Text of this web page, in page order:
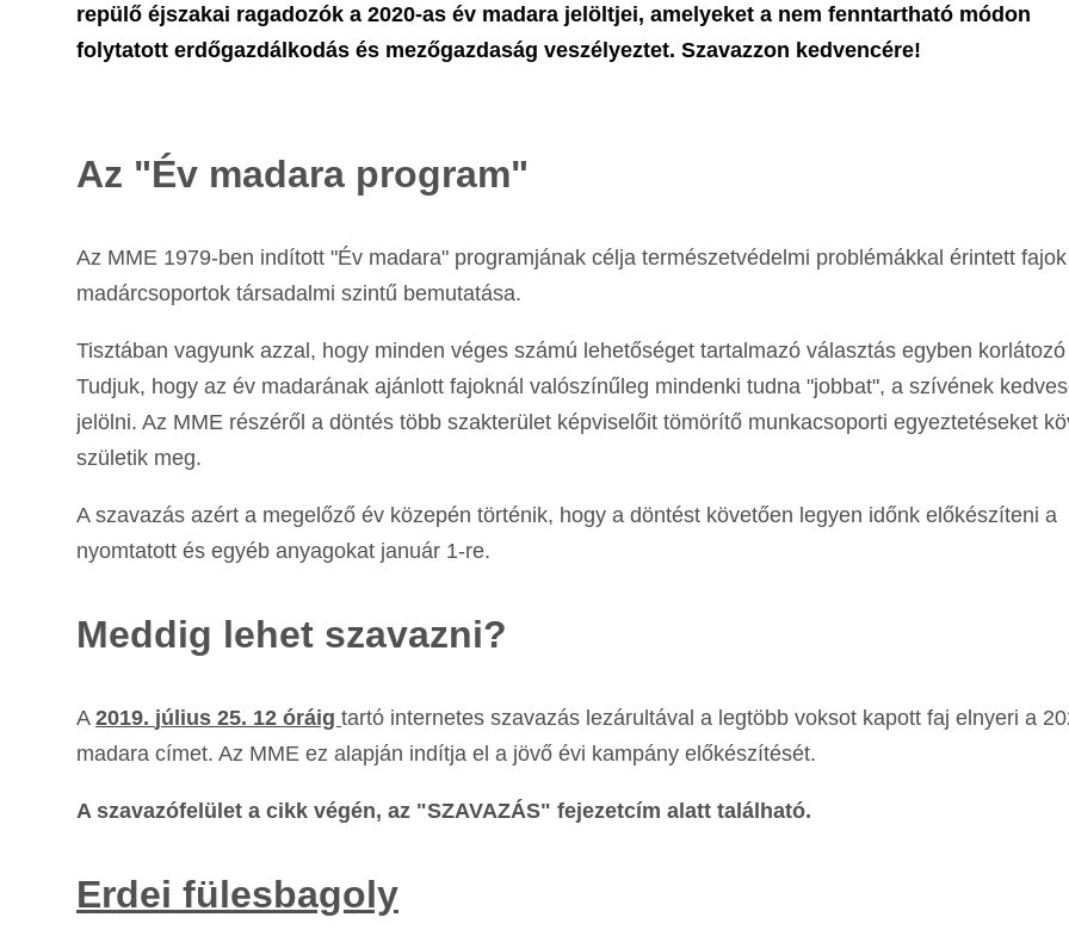
repülő éjszakai ragadozók a 2020-as év madara jelöltjei, amelyeket a nem fenntartható módon
folytatott erdőgazdálkodás és mezőgazdaság veszélyeztet. Szavazzon kedvencére!
Az "Év madara program"
Az MME 1979-ben indított "Év madara" programjának célja természetvédelmi problémákkal érintett
madárcsoportok társadalmi szintű bemutatása.
Tisztában vagyunk azzal, hogy minden véges számú lehetőséget tartalmazó választás egyben korlátozó
Tudjuk, hogy az év madarának ajánlott fajoknál valószínűleg mindenki tudna "jobbat", a szívének
jelölni. Az MME részéről a döntés több szakterület képviselőit tömörítő munkacsoporti egyeztetéseket
születik meg.
A szavazás azért a megelőző év közepén történik, hogy a döntést követően legyen időnk előkészíteni a
nyomtatott és egyéb anyagokat január 1-re.
Meddig lehet szavazni?
A 2019. július 25. 12 óráig tartó internetes szavazás lezárultával a legtöbb voksot kapott faj elnyeri a
madara címet. Az MME ez alapján indítja el a jövő évi kampány előkészítését.
A szavazófelület a cikk végén, az "SZAVAZÁS" fejezetcím alatt található.
Erdei fülesbagoly